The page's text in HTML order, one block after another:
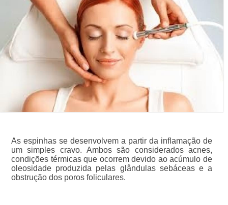
As espinhas se desenvolvem a partir da inflamação de
um simples cravo. Ambos são considerados acnes,
condições térmicas que ocorrem devido ao acúmulo de
oleosidade produzida pelas glândulas sebáceas e a
obstrução dos poros foliculares.